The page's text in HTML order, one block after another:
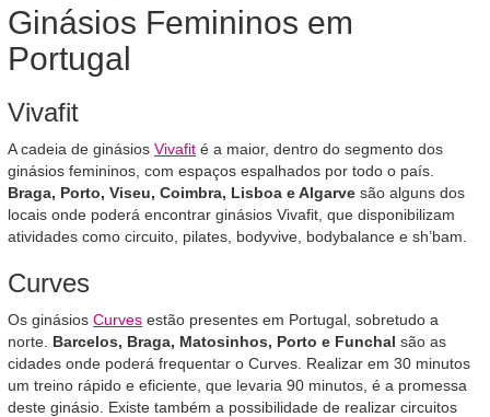
Ginásios Femininos em
Portugal
Vivafit
A cadeia de ginásios Vivafit é a maior, dentro do segmento dos
ginásios femininos, com espaços espalhados por todo o país.
Braga, Porto, Viseu, Coimbra, Lisboa e Algarve são alguns dos
locais onde poderá encontrar ginásios Vivafit, que disponibilizam
atividades como circuito, pilates, bodyvive, bodybalance e sh’bam.
Curves
Os ginásios Curves estão presentes em Portugal, sobretudo a
norte. Barcelos, Braga, Matosinhos, Porto e Funchal são as
cidades onde poderá frequentar o Curves. Realizar em 30 minutos
um treino rápido e eficiente, que levaria 90 minutos, é a promessa
deste ginásio. Existe também a possibilidade de realizar circuitos